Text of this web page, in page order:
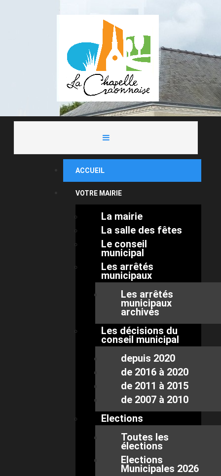
ACCUEIL
VOTRE MAIRIE
La mairie
La salle des fêtes
Le conseil
municipal
Les arrêtés
municipaux
Les arrêtés
municipaux
archivés
Les décisions du
conseil municipal
depuis 2020
de 2016 à 2020
de 2011 à 2015
de 2007 à 2010
Elections
Toutes les
élections
Elections
Municipales 2026